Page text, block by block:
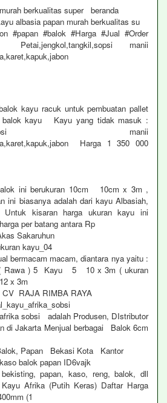
berkualitas super beranda
albasia papan murah berkualitas su
#papan #balok #Harga #Jual #Order
manii
kayu racuk untuk pembuatan pallet
balok kayu Kayu yang tidak masuk :
manii
Harga 1 350 000
ini berukuran 10cm 10cm x 3m ,
ini biasanya adalah dari kayu Albasiah,
kisaran harga ukuran kayu ini
per batang antara Rp
Sakaruhun
kayu_04
bermacam macam, diantara nya yaitu :
Rawa ) 5 Kayu 5 10 x 3m ( ukuran
x 3m
RAJA RIMBA RAYA
sobsi adalah Produsen, DIstributor
di Jakarta Menjual berbagai Balok 6cm
Papan Bekasi Kota Kantor
balok papan ID6vajk
papan, kaso, reng, balok, dll
Afrika (Putih Keras) Daftar Harga
(1